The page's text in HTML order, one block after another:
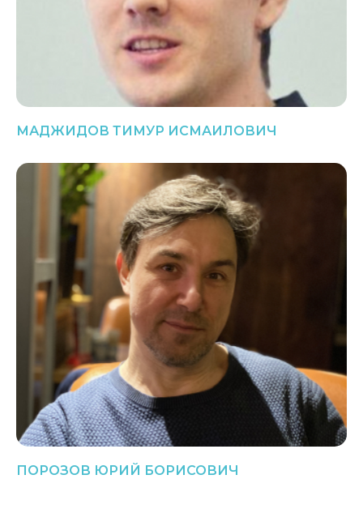
МАДЖИДОВ ТИМУР ИСМАИЛОВИЧ
ПОРОЗОВ ЮРИЙ БОРИСОВИЧ